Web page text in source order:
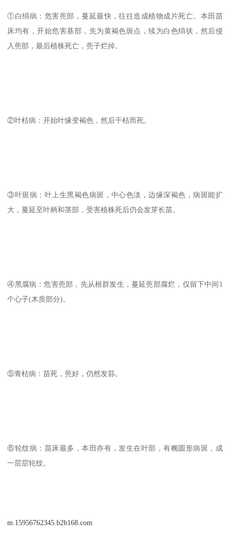
①白绢病：危害蔸部，蔓延最快，往往造成植物成片死亡。本田苗
床均有，开始危害基部，先为黄褐色斑点，续为白色绢状，然后侵
入蔸部，最后植株死亡，蔸子烂掉。
②叶枯病：开始叶缘变褐色，然后干枯而死。
③叶斑病：叶上生黑褐色病斑，中心色淡，边缘深褐色，病斑能扩
大，蔓延至叶柄和茎部，受害植株死后仍会发芽长苗。
④黑腐病：危害蔸部，先从根群发生，蔓延蔸部腐烂，仅留下中间1
个心子(木质部分)。
⑤青枯病：苗死，蔸好，仍然发荪。
⑥轮纹病：苗床最多，本田亦有，发生在叶部，有椭圆形病斑，成
一层层轮纹。
m.15956762345.b2b168.com